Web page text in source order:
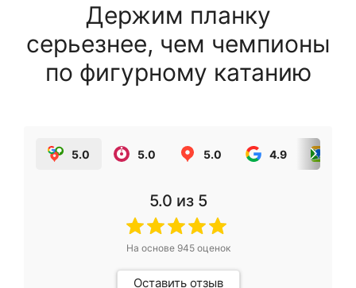
Держим планку
серьезнее, чем чемпионы
по фигурному катанию
5.0 5.0 5.0 4.9
5.0 из 5
На основе 945оценок
Оставить отзыв